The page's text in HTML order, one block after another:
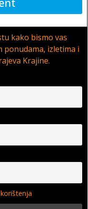
kako bismo vas
ponudama, izletima i
Krajine.